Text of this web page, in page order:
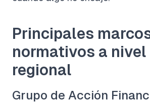
Principales
normativos a
regional
Grupo de Acción